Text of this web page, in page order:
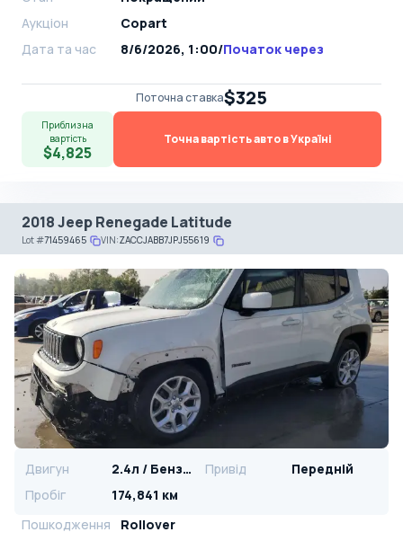
Аукціон
Copart
Дата та час
8/6/2026, 1:00/Початок через
Поточна ставка$325
Приблизна
вартість
$4,825
Точна вартість авто в Україні
2018 Jeep Renegade Latitude
Lot#71459465 VIN:ZACCJABB7JPJ55619
Двигун 2.4л / Бензин Привід
Передній
Пробіг
174,841 км
Пошкодження
Rollover